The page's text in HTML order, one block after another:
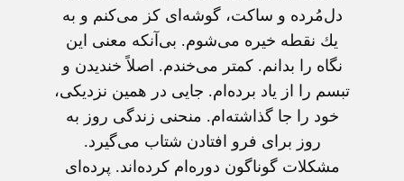
دل‌مُرده و ساكت، گوشه‌ای كز می‌كنم و به
یك نقطه خیره می‌شوم. بی‌‌آنكه معنی این
نگاه را بدانم. كمتر می‌خندم. اصلاً خندیدن و
تبسم را از یاد برده‌ام. جایی در همین نزدیكی،
خود را جا گذاشته‌ام. منحنی زندگی روز به
روز برای فرو افتادن شتاب می‌گیرد.
مشكلات گوناگون دوره‌ام كرده‌اند. پرده‌ای